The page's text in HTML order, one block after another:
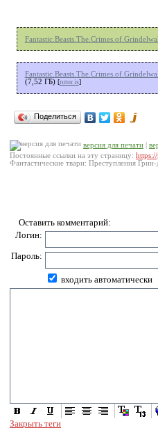
(7,52 ГБ) [rutor.is]
Поделиться
версия для печати
Постоянные ссылки на эту страницу:
Фантастические твари: Преступления
Оставить комментарий:
Логин:
Пароль:
входить автоматически
Закрыть теги